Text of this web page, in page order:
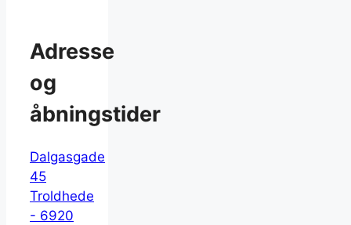
Adresse
og
åbningstider
Dalgasgade
45
Troldhede
- 6920